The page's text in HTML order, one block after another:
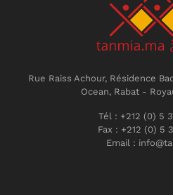
Rue Raiss Achour, Résidence
Ocean, Rabat -
Tél : +212 (0) 5
Fax : +212 (0) 5
Email :